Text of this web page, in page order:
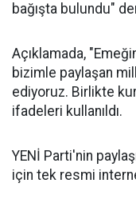
bağışta bulundu"
Açıklamada,
bizimle paylaşan
ediyoruz. Birlikte
ifadeleri kullanıldı.
YENİ Parti'nin
için tek resmi